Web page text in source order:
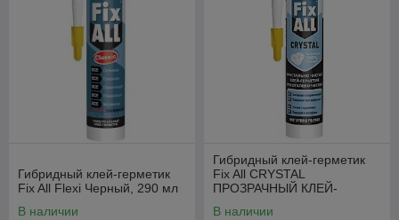
Гибридный клей-герметик
Fix All Flexi Черный, 290 мл
В наличии
Гибридный клей-герметик
Fix All CRYSTAL
ПРОЗРАЧНЫЙ КЛЕЙ-
В наличии